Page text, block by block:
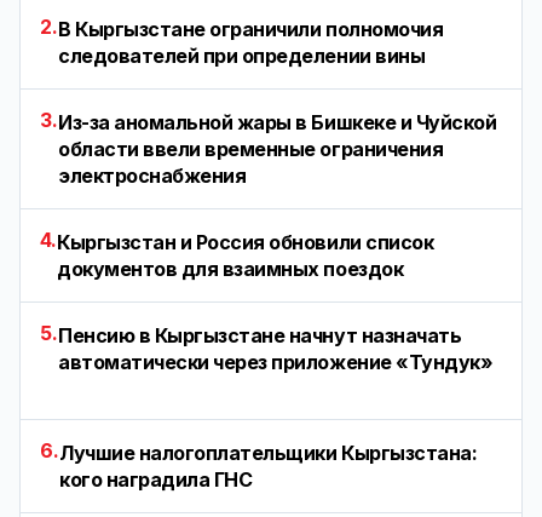
2.В Кыргызстане ограничили полномочия
следователей при определении вины
3.Из-за аномальной жары в Бишкеке и Чуйской
области ввели временные ограничения
электроснабжения
4.Кыргызстан и Россия обновили список
документов для взаимных поездок
5.Пенсию в Кыргызстане начнут назначать
автоматически через приложение «Тундук»
6.Лучшие налогоплательщики Кыргызстана:
кого наградила ГНС